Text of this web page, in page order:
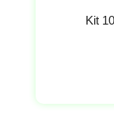
Kit